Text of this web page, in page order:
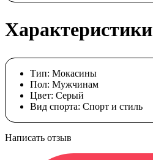
Характеристики
Тип: Мокасины
Пол: Мужчинам
Цвет: Cерый
Вид спорта: Спорт и стиль
Написать отзыв